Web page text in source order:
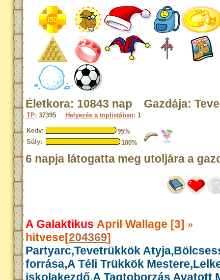
Életkora: 10843 nap Gazdája:
TP: 37395 Helyezés a toplistában: 1
Kedv:
95%
Súly:
100%
6 napja látogatta meg utoljára a
A Galaktikus April Wallage [3] »
hitvese[204369]
Partyarc,Tevetrükkök
forrása,A Téli Trükkök
iskolakezdő,A Tagtoborzás Avatott